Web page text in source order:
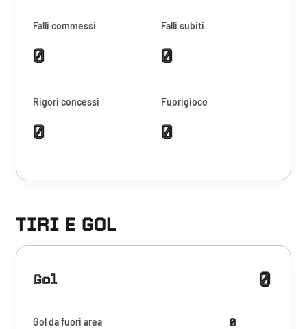
Falli commessi
0
Falli subiti
0
Rigori concessi
0
Fuorigioco
0
TIRI E GOL
Gol 0
Gol da fuori area 0